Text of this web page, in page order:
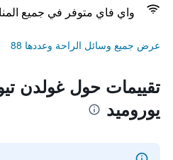
واي فاي متوفر في جميع
عرض جميع وسائل الراحة وعددها 88
تقييمات حول غولدن
يوروميد